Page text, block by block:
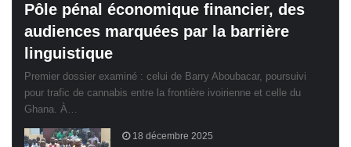
Pôle pénal économique financier, des
audiences marquées par la barrière
linguistique
Premier dossier examiné : celui de Barry Aboubacar, poursuivi
pour trafic de cannabis entre la frontière ivoirienne et celle du
Ghana. À…
18 décembre 2025